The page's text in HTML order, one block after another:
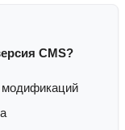
CMS?
модификаций